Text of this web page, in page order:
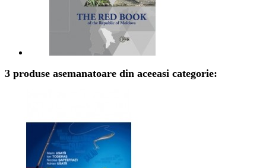
3 produse asemanatoare din aceeasi categorie: